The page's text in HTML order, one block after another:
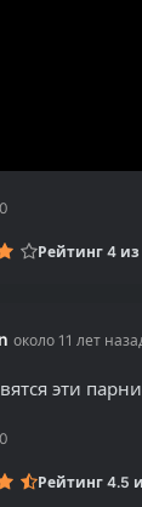
0
Рейтинг 4 из
около 11 лет
эти
0
Рейтинг 4.5